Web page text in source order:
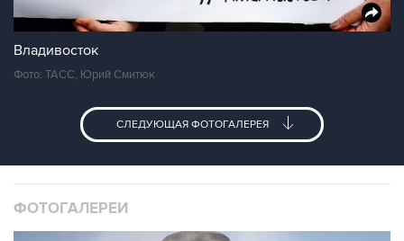
Владивосток
Фото: ТАСС, Юрий Смитюк
СЛЕДУЮЩАЯ ФОТОГАЛЕРЕЯ
ФОТОГАЛЕРЕИ